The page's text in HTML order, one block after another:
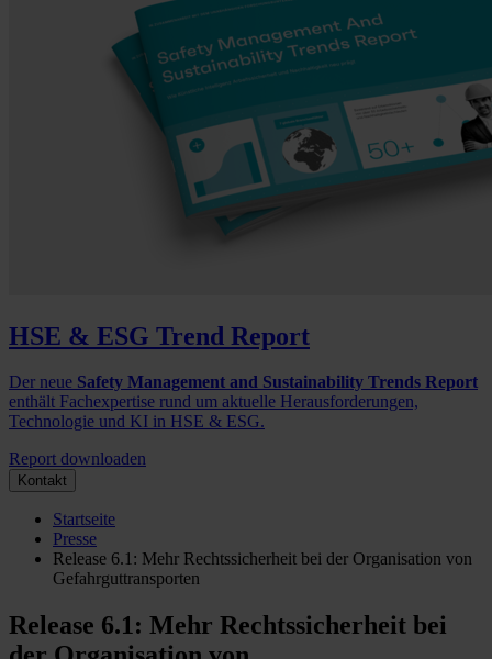
HSE & ESG Trend Report
Der neue Safety Management and Sustainability Trends Report
enthält Fachexpertise rund um aktuelle Herausforderungen,
Technologie und KI in HSE & ESG.
Report downloaden
Kontakt
Startseite
Presse
Release 6.1: Mehr Rechtssicherheit bei der Organisation von
Gefahrguttransporten
Release 6.1: Mehr Rechtssicherheit bei